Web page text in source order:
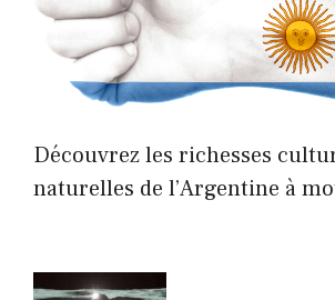
Découvrez les richesses
naturelles de l’Argentine à